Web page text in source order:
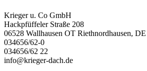
Krieger u. Co GmbH
Hackpfüffeler Straße 208
06528 Wallhausen OT Riethnordhausen, DE
034656/62-0
034656/62 22
info@krieger-dach.de